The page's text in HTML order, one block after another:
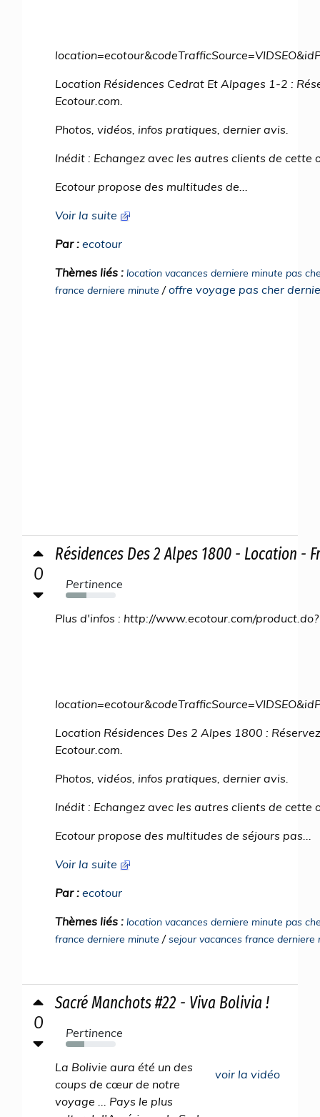
Location Résidences Cedrat Et Alpages 1-2 :
Ecotour.com.
Photos, vidéos, infos pratiques, dernier avis.
Inédit : Echangez avec les autres clients de cette
Ecotour propose des multitudes de...
Voir la suite
Par : ecotour
Thèmes liés : location vacances derniere minute pas
france derniere minute /offre voyage pas cher
0
Résidences Des 2 Alpes 1800 - Location -
Pertinence
41%
Plus d'infos : http://www.ecotour.com/product.do?
Location Résidences Des 2 Alpes 1800 :
Ecotour.com.
Photos, vidéos, infos pratiques, dernier avis.
Inédit : Echangez avec les autres clients de cette
Ecotour propose des multitudes de séjours pas...
Voir la suite
Par : ecotour
Thèmes liés : location vacances derniere minute pas
france derniere minute /sejour vacances france derniere
0
Sacré Manchots #22 - Viva Bolivia !
Pertinence
37%
voir la vidéo
La Bolivie aura été un des
coups de cœur de notre
voyage ... Pays le plus